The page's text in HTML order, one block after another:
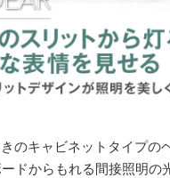
のキャビネットタイプの
ドからもれる間接照明の